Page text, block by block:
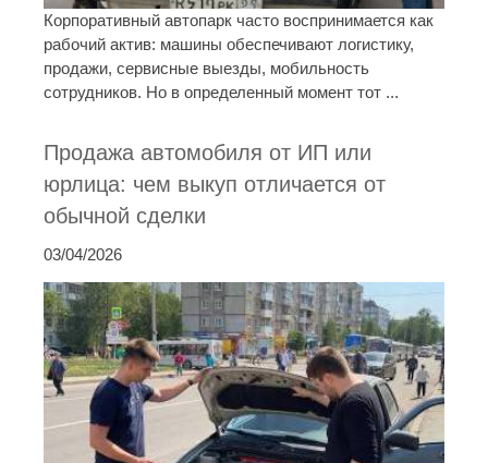
Корпоративный автопарк часто воспринимается как
рабочий актив: машины обеспечивают логистику,
продажи, сервисные выезды, мобильность
сотрудников. Но в определенный момент тот ...
Продажа автомобиля от ИП или
юрлица: чем выкуп отличается от
обычной сделки
03/04/2026